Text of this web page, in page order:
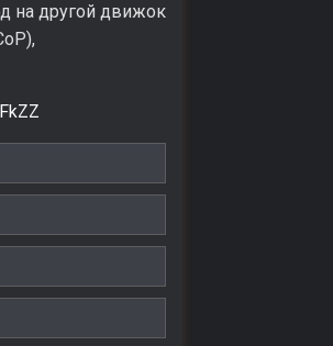
на другой движок